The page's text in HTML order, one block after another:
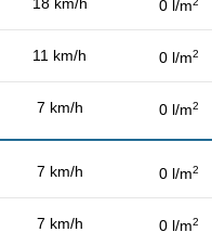
0 l/m
11 km/h 0 l/m2
7 km/h 0 l/m2
7 km/h 0 l/m2
7 km/h 0 l/m2